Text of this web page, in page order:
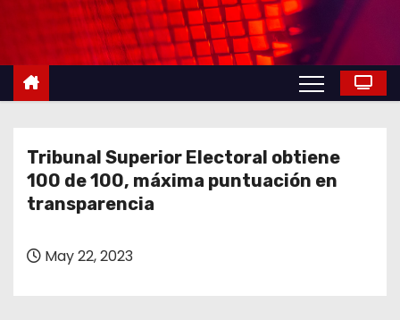
n
Tribunal Superior Electoral obtiene
100 de 100, máxima puntuación en
transparencia
May 22, 2023